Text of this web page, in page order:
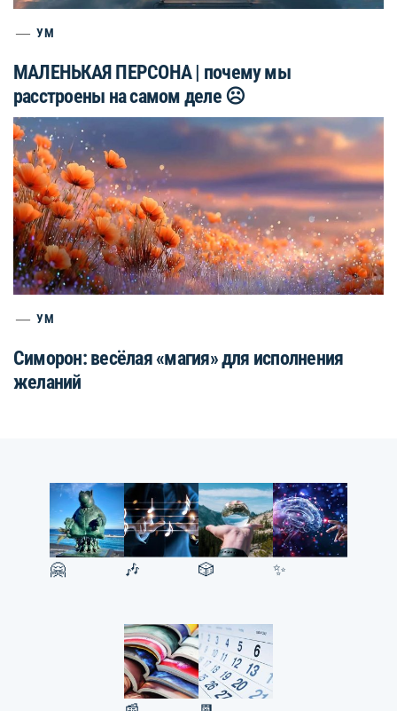
УМ
МАЛЕНЬКАЯ ПЕРСОНА | почему мы
расстроены на самом деле ☹️
УМ
Симорон: весёлая «магия» для исполнения
желаний
🤗 🎶 🎲 ✨